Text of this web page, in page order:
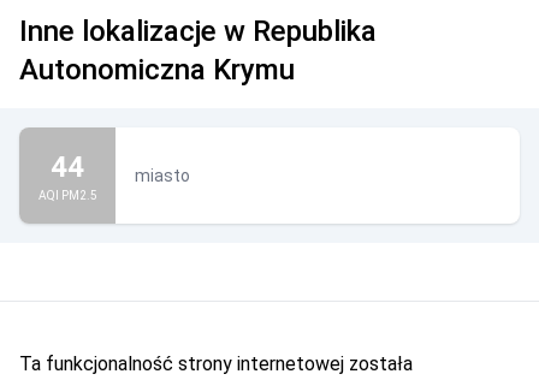
Inne lokalizacje w Republika
Autonomiczna Krymu
44
AQI PM2.5
miasto
Ta funkcjonalność strony internetowej została